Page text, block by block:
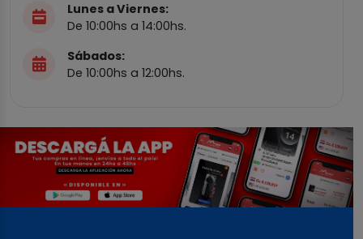
Lunes a Viernes:
De 10:00hs a 14:00hs.
Sábados:
De 10:00hs a 12:00hs.